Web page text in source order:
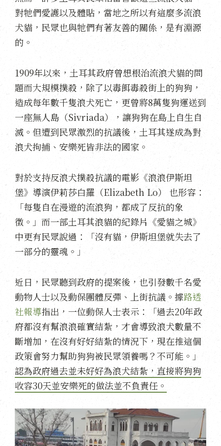
對牠們愛護以及體貼，當地之所以有這麼多流浪
犬貓，民眾也與牠們有著友善的關係，是有淵源
的。
1909年以來，土耳其政府曾想根治流浪犬貓的問
題而大規模撲殺，除了以毒餌毒殺街上的狗狗，
造成每年數千隻浪犬死亡，更曾將8萬隻狗運送到
一座無人島（Sivriada），讓狗狗在島上自生自
滅。但遭到民眾激烈的抗議後，土耳其遂成為對
浪犬拘捕、安樂死皆非法的國家。
對於支持反浪犬撲殺抗議的電影《浪浪伊斯坦
堡》導演伊莉莎白羅（Elizabeth Lo） 也形容：
「每隻自在漫遊的流浪狗，都成了反抗的象
徵。」而一部土耳其浪貓的紀錄片《愛貓之城》
中更有民眾說過：「沒有貓，伊斯坦堡就失去了
一部分的靈魂。」
近日，民眾聽到政府的提案後，也引發數千名愛
動物人士以及動保團體反彈、上街抗議。據路透
社報導指出，一位動保人士表示：「過去20年政
府都沒有幫浪浪確實結紮，才會導致浪犬數量不
斷增加，在沒有好好結紮的情況下，現在推這個
政策會努力幫助狗狗被民眾領養嗎？不可能。」
認為政府過去並未好好為浪犬結紮，直接將狗狗
收容30天並安樂死的做法並不負責任。